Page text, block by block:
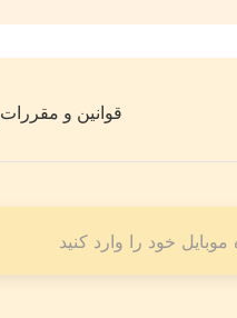
قوانین و مقررات